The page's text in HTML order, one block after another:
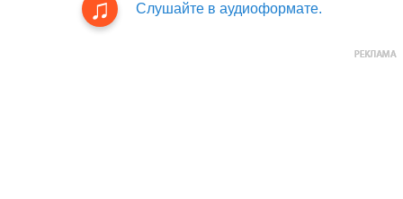
Слушайте в аудиоформате.